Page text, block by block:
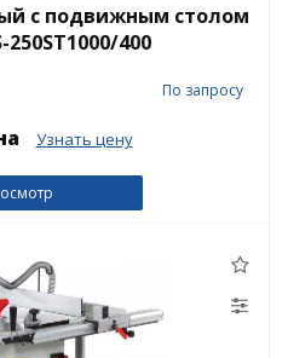
с подвижным столом
250ST1000/400
По запросу
Узнать цену